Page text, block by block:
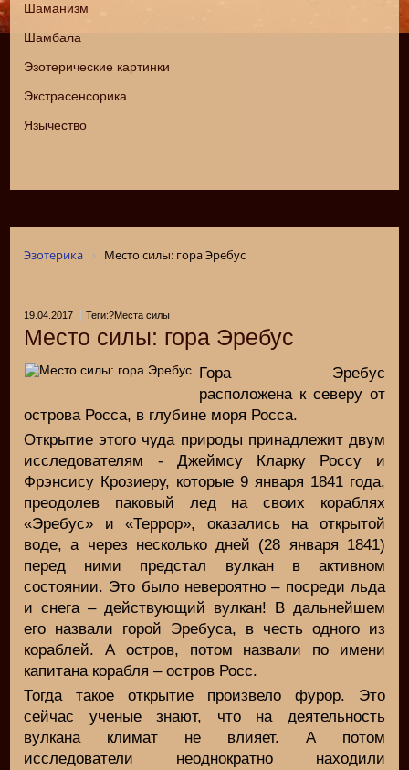
Шаманизм
Шамбала
Эзотерические картинки
Экстрасенсорика
Язычество
Эзотерика Место силы: гора Эребус
19.04.2017 Теги:?Места силы
Место силы: гора Эребус
Гора Эребус
расположена к северу от
острова Росса, в глубине моря Росса.
Открытие этого чуда природы принадлежит двум
исследователям - Джеймсу Кларку Россу и
Фрэнсису Крозиеру, которые 9 января 1841 года,
преодолев паковый лед на своих кораблях
«Эребус» и «Террор», оказались на открытой
воде, а через несколько дней (28 января 1841)
перед ними предстал вулкан в активном
состоянии. Это было невероятно – посреди льда
и снега – действующий вулкан! В дальнейшем
его назвали горой Эребуса, в честь одного из
кораблей. А остров, потом назвали по имени
капитана корабля – остров Росс.
Тогда такое открытие произвело фурор. Это
сейчас ученые знают, что на деятельность
вулкана климат не влияет. А потом
исследователи неоднократно находили